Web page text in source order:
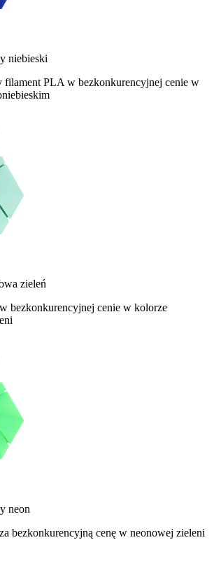
niebieski
filament PLA w bezkonkurencyjnej cenie w
zieleń
bezkonkurencyjnej cenie w kolorze
neon
bezkonkurencyjną cenę w neonowej zieleni